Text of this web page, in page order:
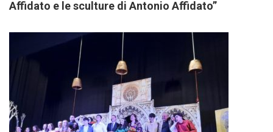
Affidato e le sculture di Antonio Affidato”